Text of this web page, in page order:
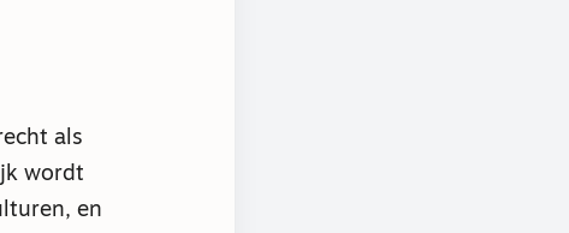
als
wordt
en